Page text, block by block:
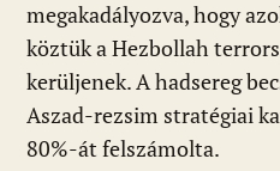
megakadályozva, hogy
köztük a Hezbollah
kerüljenek. A hadsereg
Aszad-rezsim stratégiai
80%-át felszámolta.